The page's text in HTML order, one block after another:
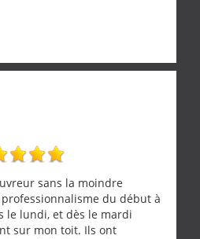
sans la moindre
du début à
le lundi, et dès le mardi
sur mon toit. Ils ont